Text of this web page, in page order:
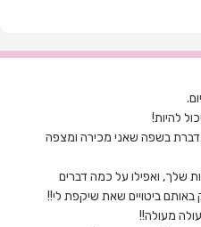
להיות!
בשפה שאני מכירה ומצפה
ואפילו על כמה דברים
ביטויים שאת שיקפת לי!!
מעולה!!